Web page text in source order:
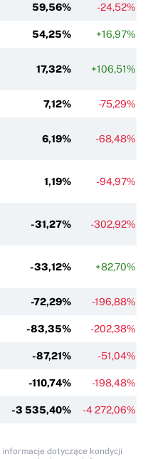
59,56% -24,52%
54,25% +16,97%
17,32% +106,51%
7,12% -75,29%
6,19% -68,48%
1,19% -94,97%
-31,27% -302,92%
-33,12% +82,70%
-72,29% -196,88%
-83,35% -202,38%
-87,21% -51,04%
-110,74% -198,48%
-3 535,40% -4 272,06%
dotyczące kondycji